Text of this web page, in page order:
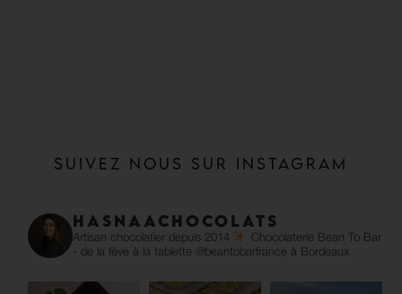
Suivez nous sur Instagram
hasnaachocolats
Artisan chocolatier depuis 2014
Chocolaterie Bean To Bar
- de la fève à la tablette @beantobarfrance à Bordeaux